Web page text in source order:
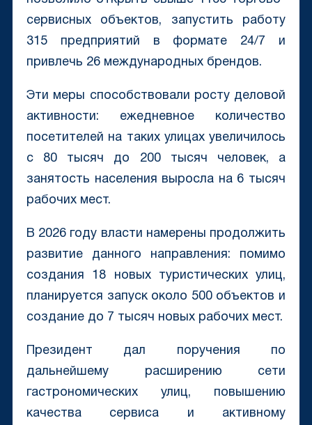
сервисных объектов, запустить работу
315 предприятий в формате 24/7 и
привлечь 26 международных брендов.
Эти меры способствовали росту деловой
активности: ежедневное количество
посетителей на таких улицах увеличилось
с 80 тысяч до 200 тысяч человек, а
занятость населения выросла на 6 тысяч
рабочих мест.
В 2026 году власти намерены продолжить
развитие данного направления: помимо
создания 18 новых туристических улиц,
планируется запуск около 500 объектов и
создание до 7 тысяч новых рабочих мест.
Президент дал поручения по
дальнейшему расширению сети
гастрономических улиц, повышению
качества сервиса и активному